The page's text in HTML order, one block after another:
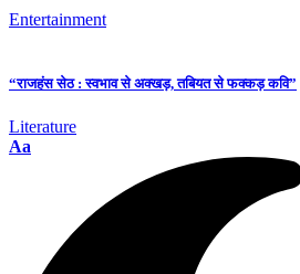
Entertainment
“राजहंस सेठ : स्वभाव से अक्खड़, तबियत से फक्कड़ कवि”
Literature
Aa